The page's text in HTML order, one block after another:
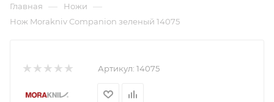
Главная — Ножи —
Нож Morakniv Companion зеленый 14075
Артикул: 14075